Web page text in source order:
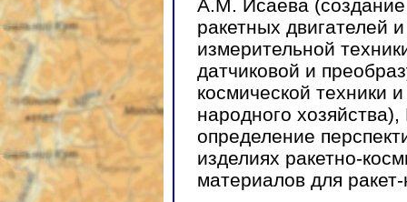
А.М. Исаева (создание
ракетных двигателей
измерительной
датчиковой и
космической техники
народного
определение
изделиях ракетно-
материалов для